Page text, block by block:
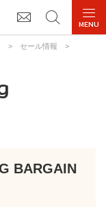
> セール情報
>
BARGAIN